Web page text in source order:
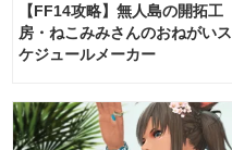
【FF14攻略】無人島の開拓工
房・ねこみみさんのおねがいス
ケジュールメーカー